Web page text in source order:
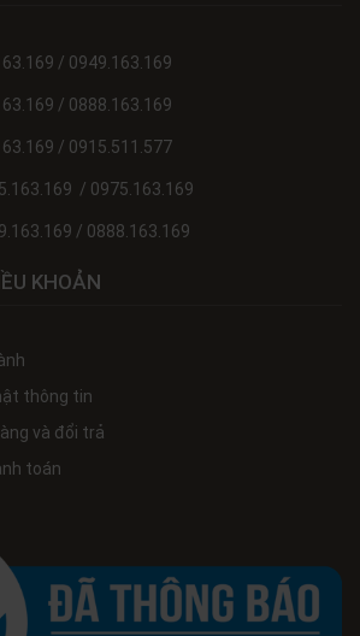
/ 0949.163.169
/ 0888.163.169
/ 0915.511.577
/ 0975.163.169
/ 0888.163.169
KHOẢN
thông tin
và đổi trả
toán